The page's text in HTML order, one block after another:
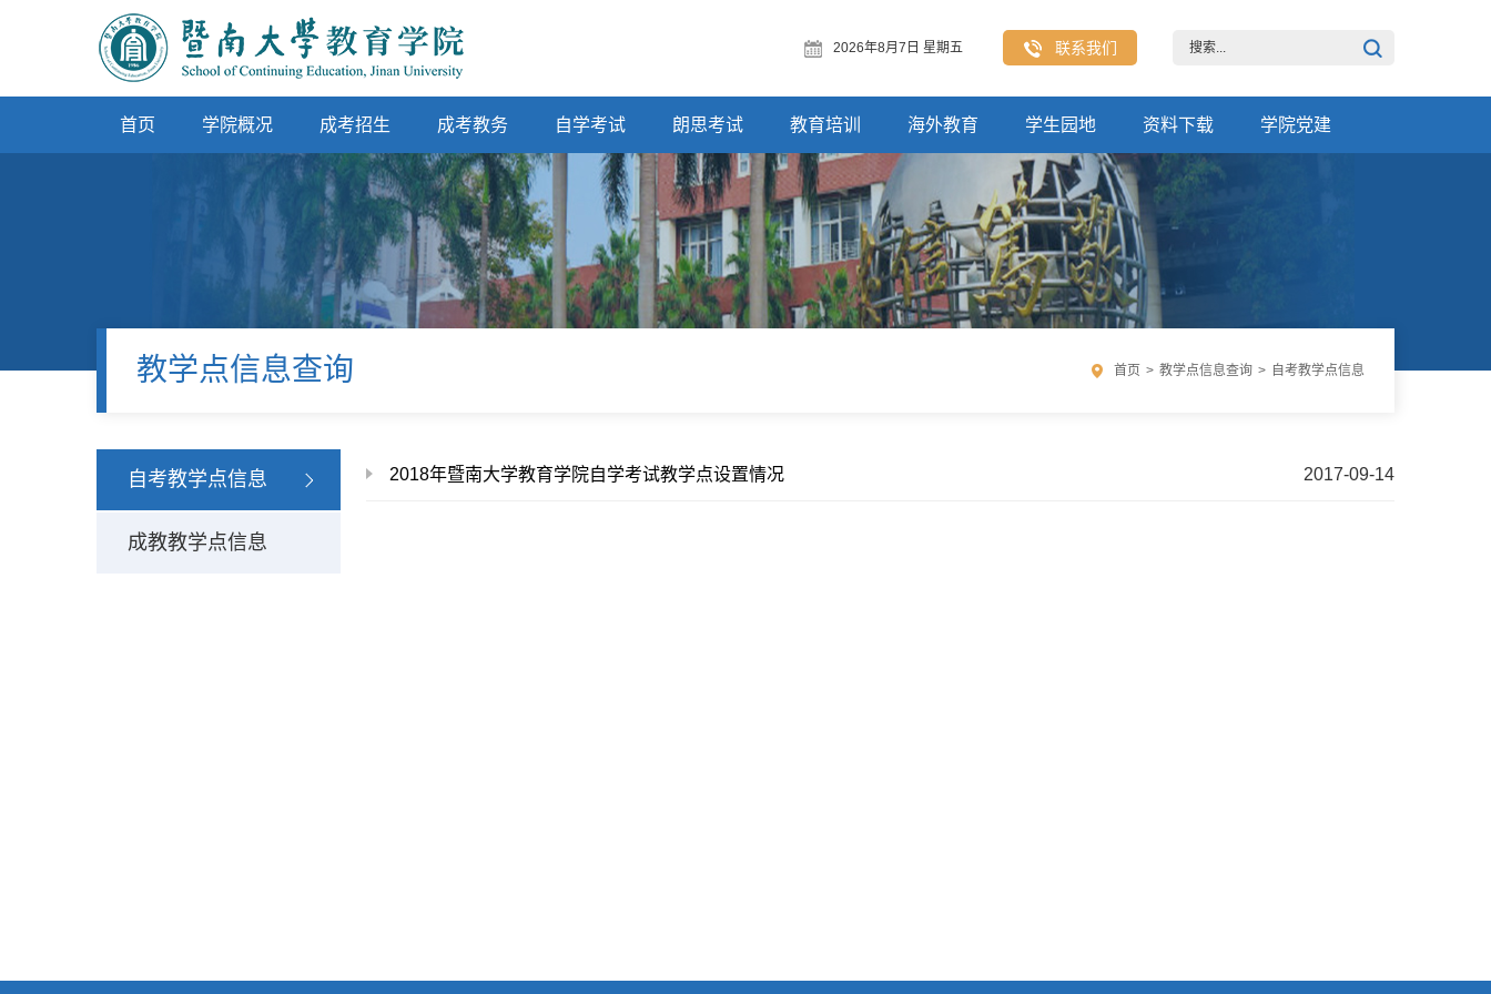
2026年8月7日 星期五 联系我们
首页 学院概况 成考招生 成考教务 自学考试 朗思考试 教育培训 海外教育 学生园地 资料下载 学院党建
教学点信息查询 首页 > 教学点信息查询 > 自考教学点信息
自考教学点信息
成教教学点信息
2018年暨南大学教育学院自学考试教学点设置情况 2017-09-14